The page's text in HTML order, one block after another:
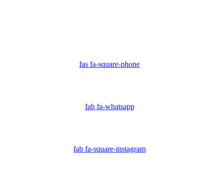
fas fa-square-phone
fab fa-whatsapp
fab fa-square-instagram